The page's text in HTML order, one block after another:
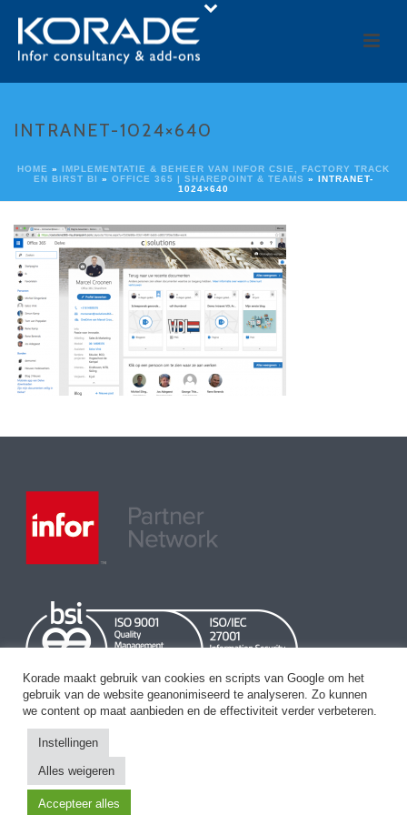
INTRANET-1024×640
HOME » IMPLEMENTATIE & BEHEER VAN INFOR CSIE, FACTORY TRACK
EN BIRST BI » OFFICE 365 | SHAREPOINT & TEAMS » INTRANET-
1024×640
Korade maakt gebruik van cookies en scripts van Google om het
gebruik van de website geanonimiseerd te analyseren. Zo kunnen
we content op maat aanbieden en de effectiviteit verder verbeteren.
Instellingen
Alles weigeren
Accepteer alles